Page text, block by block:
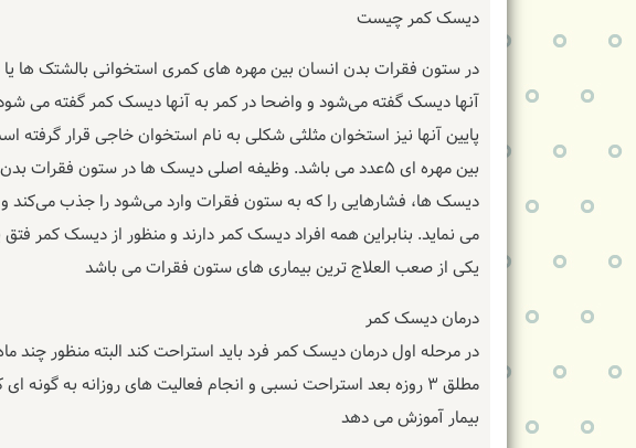
دیسک کمر چیست
در ستون فقرات بدن انسان بین مهره های کمری استخوانی بالشتک ها
پایین آنها نیز استخوان مثلثی‌ شکلی به نام استخوان خاجی قرار گرفته
بین مهره ای ۵عدد می باشد. وظیفه اصلی دیسک ها در ستون
دیسک ها، فشارهایی را که به ستون فقرات وارد می‌شود را جذب می‌کند
می نماید. بنابراین همه افراد دیسک کمر دارند و منظور از دیسک کمر
یکی از صعب العلاج ترین بیماری های ستون فقرات می باشد
درمان دیسک کمر
در مرحله اول درمان دیسک کمر فرد باید استراحت کند البته منظور چند
مطلق ۳ روزه بعد استراحت نسبی و انجام فعالیت های روزانه به
بیمار آموزش می دهد